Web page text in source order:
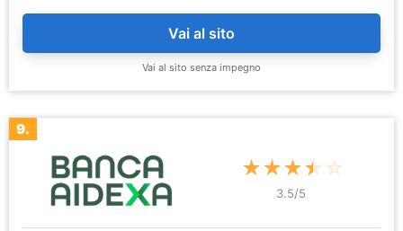
Vai al sito
Vai al sito senza impegno
9.
★★★★ ☆
3.5/5